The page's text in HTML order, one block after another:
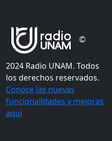
©
2024 Radio UNAM. Todos
los derechos reservados.
Conoce las nuevas
funcionalidades y mejoras
aquí